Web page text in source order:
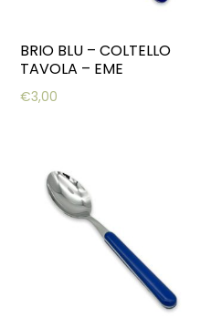
BRIO BLU – COLTELLO
TAVOLA – EME
€3,00